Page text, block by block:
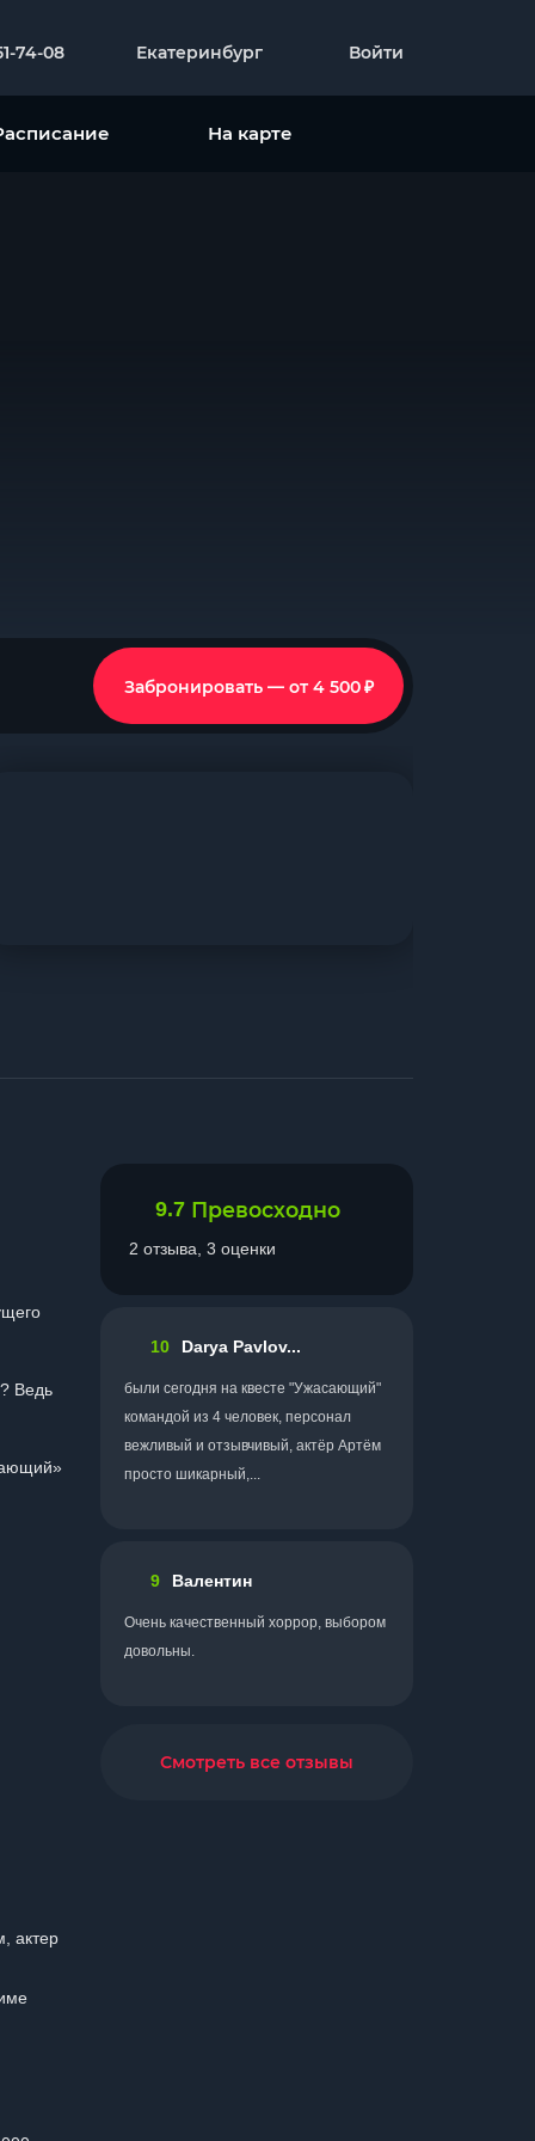
74-08 Екатеринбург Войти
На карте
Забронировать — от 4 500₽
Ведь
актер
9.7 Превосходно
2 отзыва, 3 оценки
10 Darya Pavlov...
были сегодня на квесте "Ужасающий"
командой из 4 человек, персонал
вежливый и отзывчивый, актёр Артём
просто шикарный,...
9 Валентин
Очень качественный хоррор, выбором
довольны.
Смотреть все отзывы